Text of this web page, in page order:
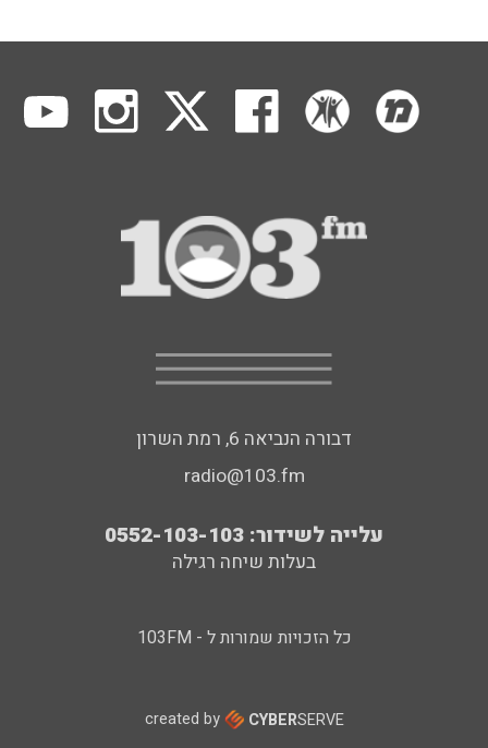
דבורה הנביאה 6, רמת השרון
radio@103.fm
עלייה לשידור: 0552-103-103
בעלות שיחה רגילה
כל הזכויות שמורות ל - 103FM
created by CYBERSERVE